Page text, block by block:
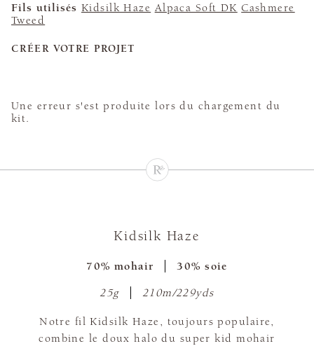
Fils utilisés Kidsilk Haze Alpaca Soft DK Cashmere
Tweed
CRÉER VOTRE PROJET
Une erreur s'est produite lors du chargement du
kit.
Kidsilk Haze
70% mohair 30% soie
25g 210m/229yds
Notre fil Kidsilk Haze, toujours populaire,
combine le doux halo du super kid mohair